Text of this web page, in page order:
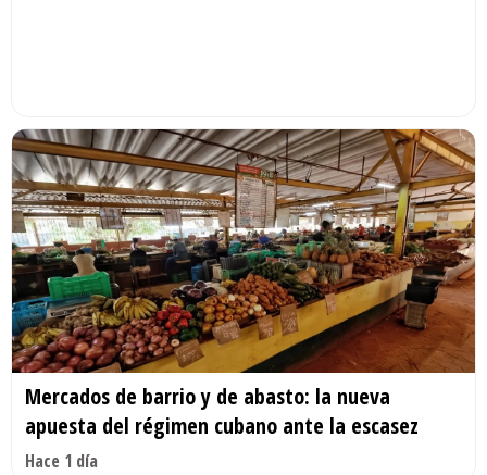
Mercados de barrio y de abasto: la nueva
apuesta del régimen cubano ante la escasez
Hace 1 día